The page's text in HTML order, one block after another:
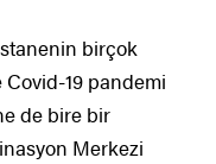
birçok
19 pandemi
de bire bir
Merkezi